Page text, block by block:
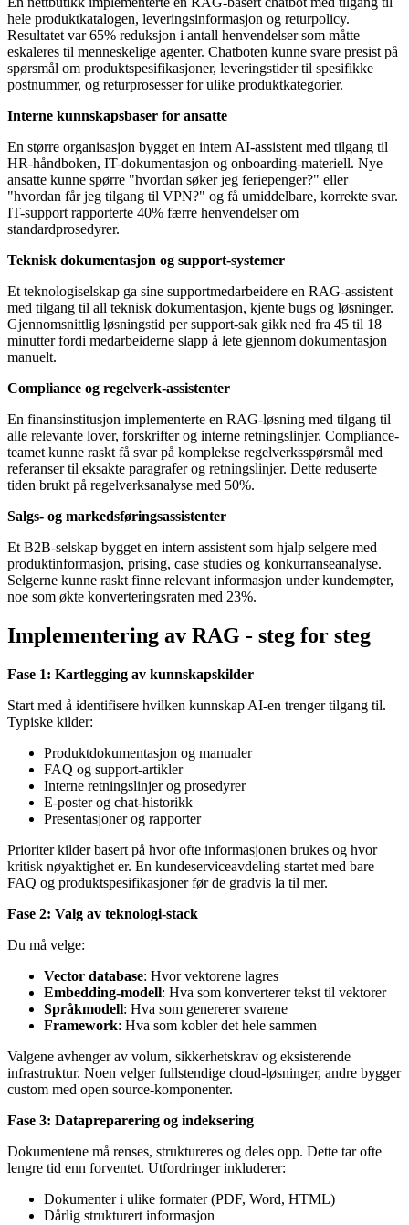
hele produktkatalogen, leveringsinformasjon og returpolicy.
Resultatet var 65% reduksjon i antall henvendelser som måtte
eskaleres til menneskelige agenter. Chatboten kunne svare presist på
spørsmål om produktspesifikasjoner, leveringstider til spesifikke
postnummer, og returprosesser for ulike produktkategorier.
Interne kunnskapsbaser for ansatte
En større organisasjon bygget en intern AI-assistent med tilgang til
HR-håndboken, IT-dokumentasjon og onboarding-materiell. Nye
ansatte kunne spørre "hvordan søker jeg feriepenger?" eller
"hvordan får jeg tilgang til VPN?" og få umiddelbare, korrekte svar.
IT-support rapporterte 40% færre henvendelser om
standardprosedyrer.
Teknisk dokumentasjon og support-systemer
Et teknologiselskap ga sine supportmedarbeidere en RAG-assistent
med tilgang til all teknisk dokumentasjon, kjente bugs og løsninger.
Gjennomsnittlig løsningstid per support-sak gikk ned fra 45 til 18
minutter fordi medarbeiderne slapp å lete gjennom dokumentasjon
manuelt.
Compliance og regelverk-assistenter
En finansinstitusjon implementerte en RAG-løsning med tilgang til
alle relevante lover, forskrifter og interne retningslinjer. Compliance-
teamet kunne raskt få svar på komplekse regelverksspørsmål med
referanser til eksakte paragrafer og retningslinjer. Dette reduserte
tiden brukt på regelverksanalyse med 50%.
Salgs- og markedsføringsassistenter
Et B2B-selskap bygget en intern assistent som hjalp selgere med
produktinformasjon, prising, case studies og konkurranseanalyse.
Selgerne kunne raskt finne relevant informasjon under kundemøter,
noe som økte konverteringsraten med 23%.
Implementering av RAG - steg for steg
Fase 1: Kartlegging av kunnskapskilder
Start med å identifisere hvilken kunnskap AI-en trenger tilgang til.
Typiske kilder:
Produktdokumentasjon og manualer
FAQ og support-artikler
Interne retningslinjer og prosedyrer
E-poster og chat-historikk
Presentasjoner og rapporter
Prioriter kilder basert på hvor ofte informasjonen brukes og hvor
kritisk nøyaktighet er. En kundeserviceavdeling startet med bare
FAQ og produktspesifikasjoner før de gradvis la til mer.
Fase 2: Valg av teknologi-stack
Du må velge:
Vector database: Hvor vektorene lagres
Embedding-modell: Hva som konverterer tekst til vektorer
Språkmodell: Hva som genererer svarene
Framework: Hva som kobler det hele sammen
Valgene avhenger av volum, sikkerhetskrav og eksisterende
infrastruktur. Noen velger fullstendige cloud-løsninger, andre bygger
custom med open source-komponenter.
Fase 3: Datapreparering og indeksering
Dokumentene må renses, struktureres og deles opp. Dette tar ofte
lengre tid enn forventet. Utfordringer inkluderer:
Dokumenter i ulike formater (PDF, Word, HTML)
Dårlig strukturert informasjon